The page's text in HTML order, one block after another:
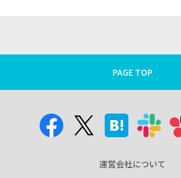
PAGE TOP
運営会社について